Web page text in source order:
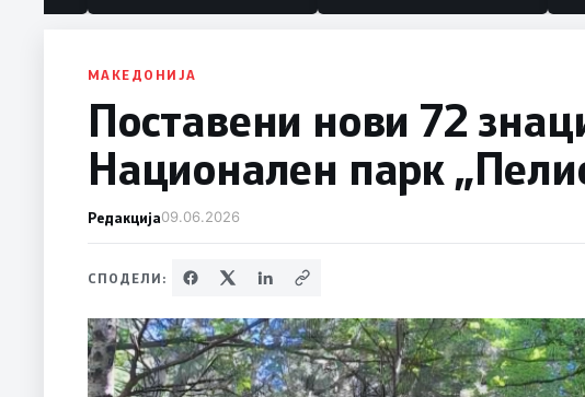
МАКЕДОНИЈА
Поставени нови 72
Национален парк
Редакција09.06.2026
СПОДЕЛИ: